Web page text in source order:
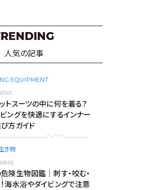
人気の記事
EQUIPMENT
トスーツの中に何を着る？
ングを快適にするインナー
方ガイド
き物
険生物図鑑｜刺す・咬む・
海水浴やダイビングで注意